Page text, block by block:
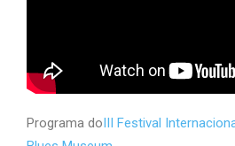
Programa doIII Festival